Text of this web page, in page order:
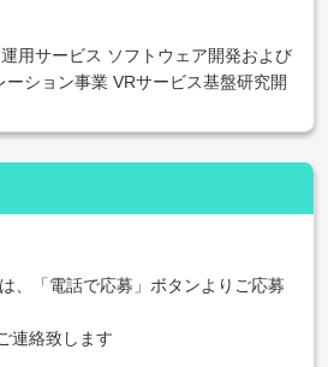
用サービス ソフトウェア開発および
ション事業 VRサービス基盤研究開
、「電話で応募」ボタンよりご応募
連絡致します